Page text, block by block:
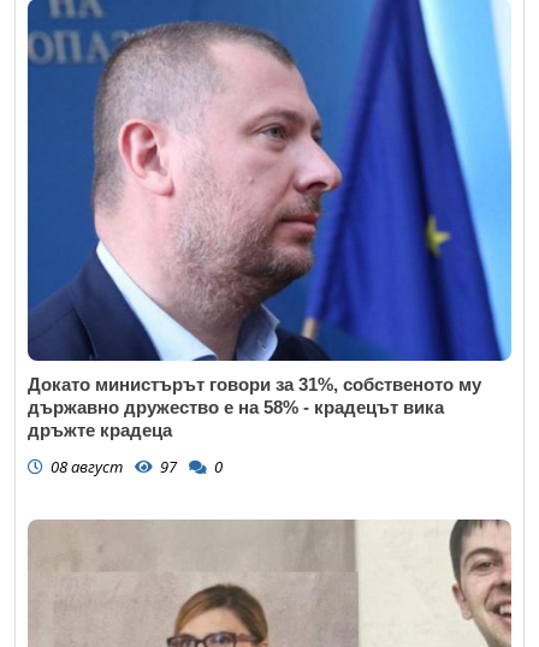
Докато министърът говори за 31%, собственото му
държавно дружество е на 58% - крадецът вика
дръжте крадеца
08 август 97 0